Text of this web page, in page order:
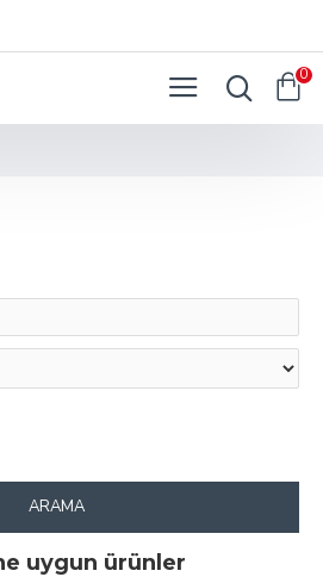
0
ARAMA
uygun ürünler